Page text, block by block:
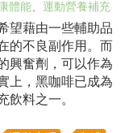
體能、 運動營養補充
望藉由一些輔助品
的不良副作用。而
興奮劑，可以作為
上，黑咖啡已成為
飲料之一。